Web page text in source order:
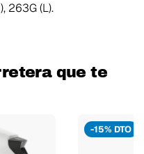
263G (L).
que te
-15% DTO